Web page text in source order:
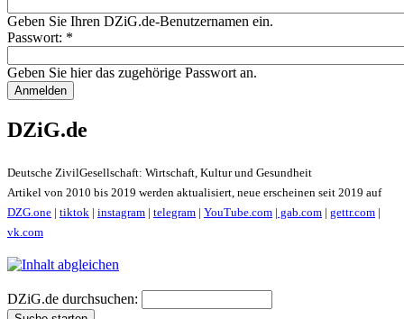
Geben Sie Ihren DZiG.de-Benutzernamen ein.
Passwort: *
Geben Sie hier das zugehörige Passwort an.
DZiG.de
Deutsche ZivilGesellschaft: Wirtschaft, Kultur und Gesundheit
Artikel von 2010 bis 2019 werden aktualisiert, neue erscheinen seit 2019 auf
DZG.one | tiktok | instagram | telegram | YouTube.com | gab.com | gettr.com |
vk.com
DZiG.de durchsuchen: